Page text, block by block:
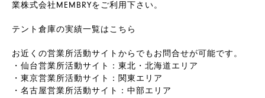
製
業株式会社MEMBRYをご利用下さい。
テント倉庫の実績一覧はこちら
お近くの営業所活動サイトからでもお問合せが可能です。
・仙台営業所活動サイト：東北・北海道エリア
・東京営業所活動サイト：関東エリア
・名古屋営業所活動サイト：中部エリア